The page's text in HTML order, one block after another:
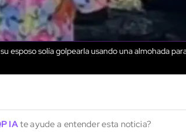
esposo solía golpearla usando una almohada
IAte ayude a entender esta noticia?